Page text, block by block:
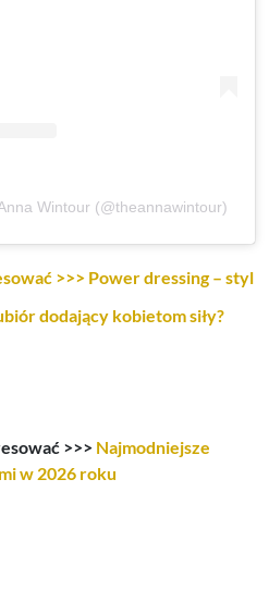
Wintour (@theannawintour)
>>> Power dressing – styl
dodający kobietom siły?
>>> Najmodniejsze
w 2026 roku